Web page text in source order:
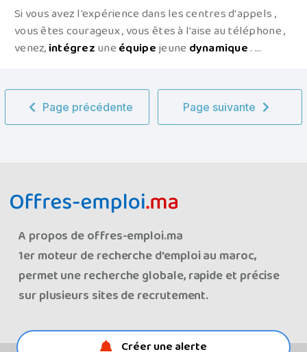
Créer une alerte
Si vous avez l'expérience dans les centres d'appels ,
vous êtes courageux , vous êtes à l'aise au téléphone ,
venez,intégrezuneéquipejeune dynamique. ...
Page précédente Page suivante
A propos de offres-emploi.ma
1er moteur de recherche d'emploi au maroc,
permet une recherche globale, rapide et précise
sur plusieurs sites de recrutement.